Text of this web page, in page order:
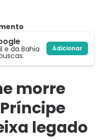
e da Bahia Adicionar
morre
legado